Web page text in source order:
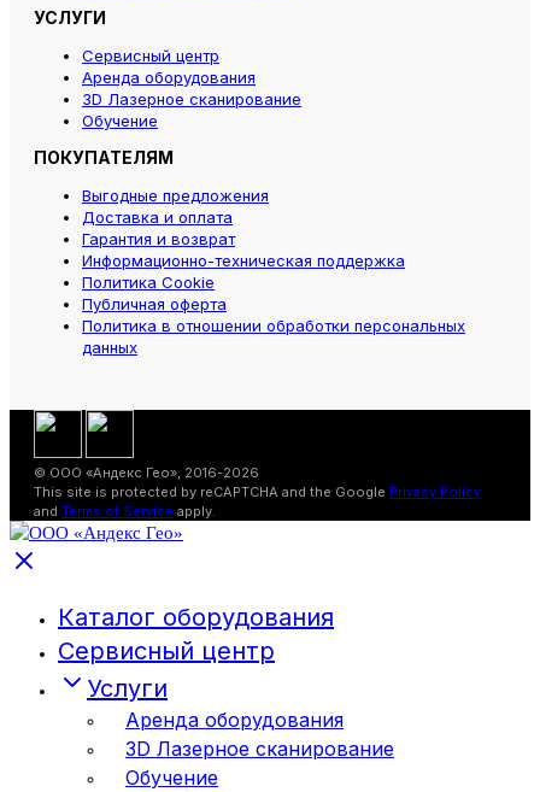
УСЛУГИ
Сервисный центр
Аренда оборудования
3D Лазерное сканирование
Обучение
ПОКУПАТЕЛЯМ
Выгодные предложения
Доставка и оплата
Гарантия и возврат
Информационно-техническая поддержка
Политика Cookie
Публичная оферта
Политика в отношении обработки персональных
данных
© ООО «Андекс Гео», 2016-2026
This site is protected by reCAPTCHA and the Google Privacy Policy
and Terms of Service apply.
Каталог оборудования
Сервисный центр
Услуги
Аренда оборудования
3D Лазерное сканирование
Обучение